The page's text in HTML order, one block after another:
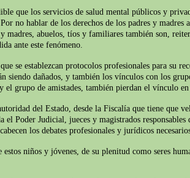
que los servicios de salud mental públicos y
no hablar de los derechos de los padres y
madres, abuelos, tíos y familiares también son,
ante este fenómeno.
se establezcan protocolos profesionales para
siendo dañados, y también los vínculos con los
grupo de amistades, también pierdan el vínculo en
del Estado, desde la Fiscalía que tiene que
el Poder Judicial, jueces y magistrados
los debates profesionales y jurídicos
niños y jóvenes, de su plenitud como seres